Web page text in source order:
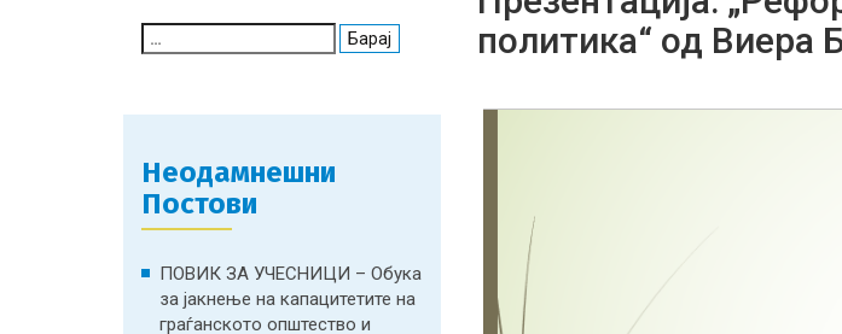
for:
Неодамнешни
Постови
ПОВИК ЗА УЧЕСНИЦИ – Обука
за јакнење на капацитетите на
граѓанското општество и
политика“ од Виера